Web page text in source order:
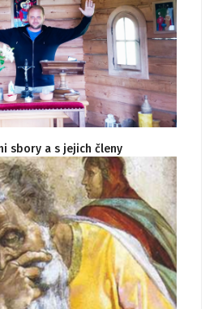
sbory a s jejich členy